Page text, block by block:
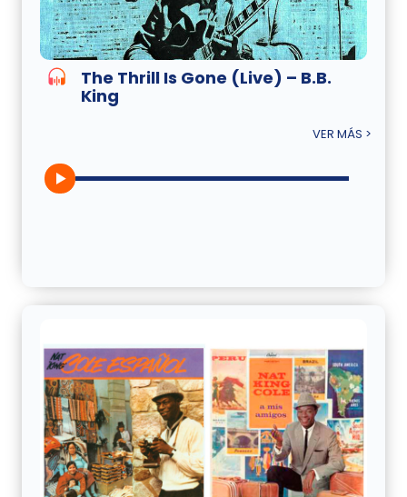
The Thrill Is Gone (Live) – B.B.
King
VER MÁS >